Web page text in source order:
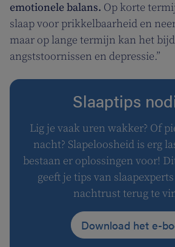
emotionele balans. Op korte
slaap voor prikkelbaarheid en
maar op lange termijn kan het
angststoornissen en depressie.”
Slaaptips
Lig je vaak uren wakker? Of
nacht? Slapeloosheid is erg
bestaan er oplossingen voor!
geeft je tips van
nachtrust terug te
Download het e-